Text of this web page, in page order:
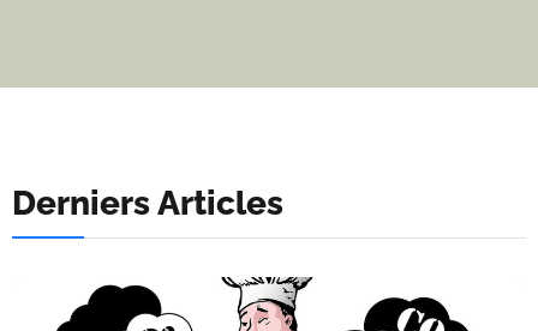
Derniers Articles